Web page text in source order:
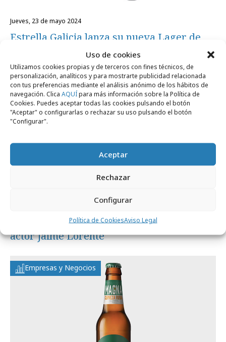
Uso de cookies
Utilizamos cookies propias y de terceros con fines técnicos, de
personalización, analíticos y para mostrarte publicidad relacionada
con tus preferencias mediante el análisis anónimo de los hábitos de
navegación. Clica AQUÍpara más información sobre la Política de
Cookies. Puedes aceptar todas las cookies pulsando el botón
"Aceptar" o configurarlas o rechazar su uso pulsando el botón
"Configurar".
Aceptar
Rechazar
Configurar
Política de CookiesAviso Legal
jueves, 23 de mayo 2024
Estrella Galicia lanza su nueva Lager de
Campañas
Magna monta una cámara oculta con el
actor Jaime Lorente
Empresas y Negocios